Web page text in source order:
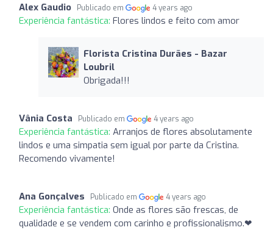
Alex Gaudio Publicado em 4 years ago
Experiência fantástica: Flores lindos e feito com amor
Florista Cristina Durães - Bazar
Loubril
Obrigada!!!
Vânia Costa Publicado em 4 years ago
Experiência fantástica: Arranjos de flores absolutamente
lindos e uma simpatia sem igual por parte da Cristina.
Recomendo vivamente!
Ana Gonçalves Publicado em 4 years ago
Experiência fantástica: Onde as flores são frescas, de
qualidade e se vendem com carinho e profissionalismo.❤